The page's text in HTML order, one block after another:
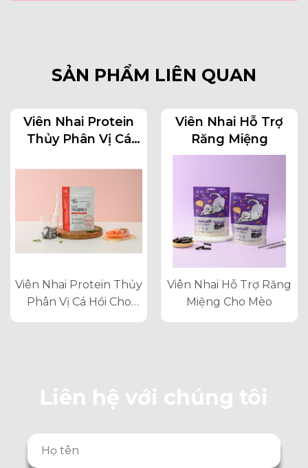
SẢN PHẨM LIÊN QUAN
Viên Nhai Protein
Thủy Phân Vị Cá
Viên Nhai Protein Thủy
Phân Vị Cá Hồi Cho
Chó Mèo
Viên Nhai Hỗ Trợ
Răng Miệng
Viên Nhai Hỗ Trợ Răng
Miệng Cho Mèo
Liên hệ với chúng tôi